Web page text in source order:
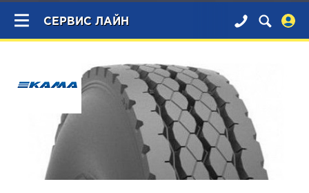
×
СЕРВИС ЛАЙН